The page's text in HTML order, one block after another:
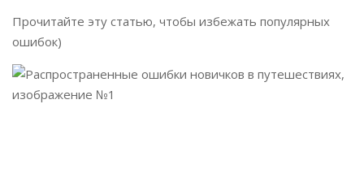
Прочитайте эту статью, чтобы избежать популярных
ошибок)